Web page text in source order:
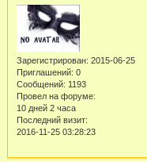
Зарегистрирован: 2015-06-25
Приглашений: 0
Сообщений: 1193
Провел на форуме:
10 дней 2 часа
Последний визит:
2016-11-25 03:28:23